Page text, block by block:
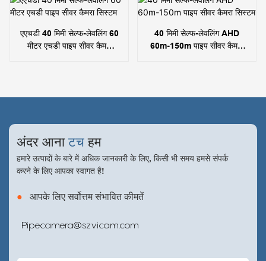
एएचडी 40 मिमी सेल्फ-लेवलिंग 60
मीटर एचडी पाइप सीवर कैमरा
40 मिमी सेल्फ-लेवलिंग AHD
60m-150m पाइप सीवर कैमरा
अंदर आनाटचहम
हमारे उत्पादों के बारे में अधिक जानकारी के लिए, किसी भी समय हमसे संपर्क
करने के लिए आपका स्वागत है!
● आपके लिए सर्वोत्तम संभावित कीमतें
Pipecamera@szvicam.com